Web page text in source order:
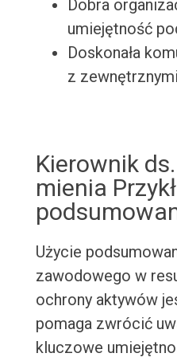
Dobra
umiejętność
Doskonała
z
Kierownik
mienia
Użycie
zawodowego w
ochrony aktywów
pomaga zwrócić
kluczowe